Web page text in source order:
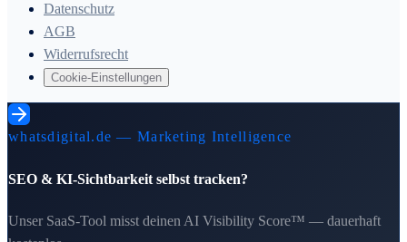
Datenschutz
AGB
Widerrufsrecht
Cookie-Einstellungen
whatsdigital.de — Marketing Intelligence
SEO & KI-Sichtbarkeit selbst tracken?
Unser SaaS-Tool misst deinen AI Visibility Score™ — dauerhaft